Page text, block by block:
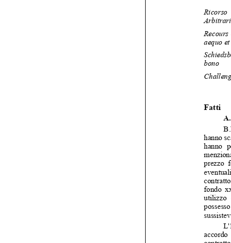


